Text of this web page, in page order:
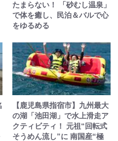
たまらない！ 「砂むし温泉」
で体を癒し、民泊＆バルで心
をゆるめる
【鹿児島県指宿市】九州最大
の湖「池田湖」で水上滑走ア
クティビティ！ 元祖“回転式
そうめん流し”に 南国産“極